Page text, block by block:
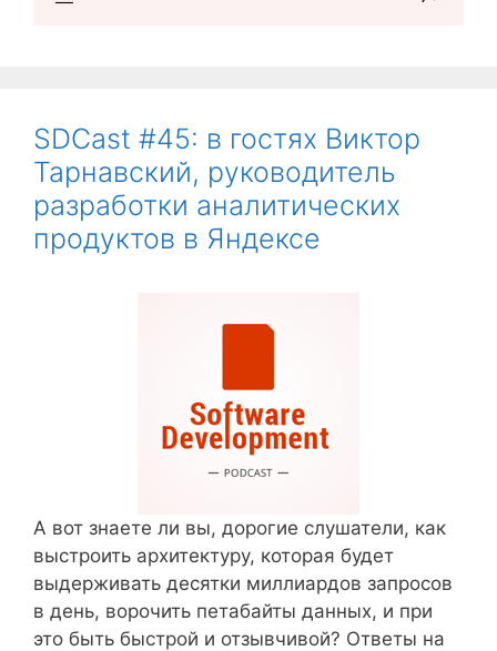
SDCast #45: в гостях Виктор
Тарнавский, руководитель
разработки аналитических
продуктов в Яндексе
А вот знаете ли вы, дорогие слушатели, как
выстроить архитектуру, которая будет
выдерживать десятки миллиардов запросов
в день, ворочить петабайты данных, и при
это быть быстрой и отзывчивой? Ответы на